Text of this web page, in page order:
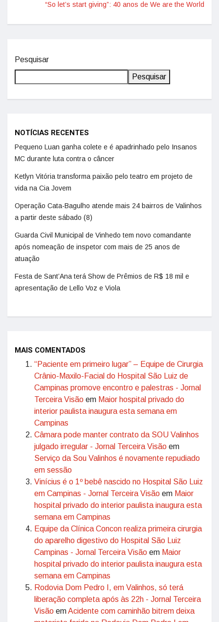
“So let’s start giving”: 40 anos de We are the World
Pesquisar
Pesquisar
NOTÍCIAS RECENTES
Pequeno Luan ganha colete e é apadrinhado pelo Insanos
MC durante luta contra o câncer
Ketlyn Vitória transforma paixão pelo teatro em projeto de
vida na Cia Jovem
Operação Cata-Bagulho atende mais 24 bairros de Valinhos
a partir deste sábado (8)
Guarda Civil Municipal de Vinhedo tem novo comandante
após nomeação de inspetor com mais de 25 anos de
atuação
Festa de Sant’Ana terá Show de Prêmios de R$ 18 mil e
apresentação de Lello Voz e Viola
MAIS COMENTADOS
“Paciente em primeiro lugar” – Equipe de Cirurgia
Crânio-Maxilo-Facial do Hospital São Luiz de
Campinas promove encontro e palestras - Jornal
Terceira Visão em Maior hospital privado do
interior paulista inaugura esta semana em
Campinas
Câmara pode manter contrato da SOU Valinhos
julgado irregular - Jornal Terceira Visão em
Serviço da Sou Valinhos é novamente repudiado
em sessão
Vinícius é o 1º bebê nascido no Hospital São Luiz
em Campinas - Jornal Terceira Visão em Maior
hospital privado do interior paulista inaugura esta
semana em Campinas
Equipe da Clínica Concon realiza primeira cirurgia
do aparelho digestivo do Hospital São Luiz
Campinas - Jornal Terceira Visão em Maior
hospital privado do interior paulista inaugura esta
semana em Campinas
Rodovia Dom Pedro I, em Valinhos, só terá
liberação completa após às 22h - Jornal Terceira
Visão emAcidente com caminhão bitrem deixa